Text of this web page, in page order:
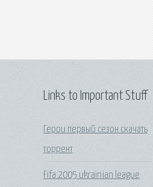
Links to Important Stuff
Герои первый сезон скачать
торрент
Fifa 2005 ukrainian league